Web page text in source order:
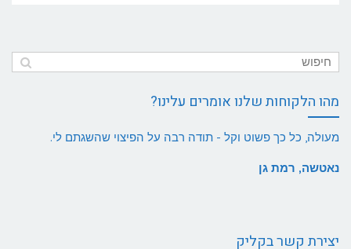
מהו הלקוחות שלנו אומרים עלינו?
מעולה, כל כך פשוט וקל - תודה רבה על הפיצוי שהשגתם לי.
נאטשה, רמת גן
יצירת קשר בקליק